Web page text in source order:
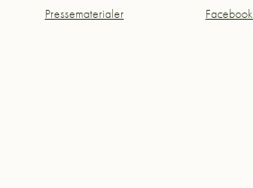
Pressematerialer
Facebook